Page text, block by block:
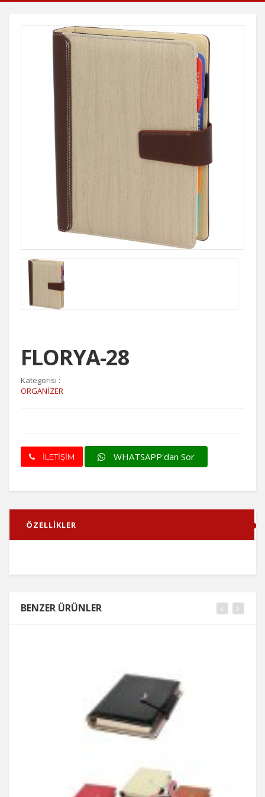
FLORYA-28
Kategorisi :
ORGANİZER
İLETİŞİM WHATSAPP'dan Sor
ÖZELLİKLER
BENZER ÜRÜNLER